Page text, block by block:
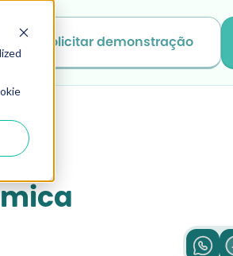
Solicitar demonstração